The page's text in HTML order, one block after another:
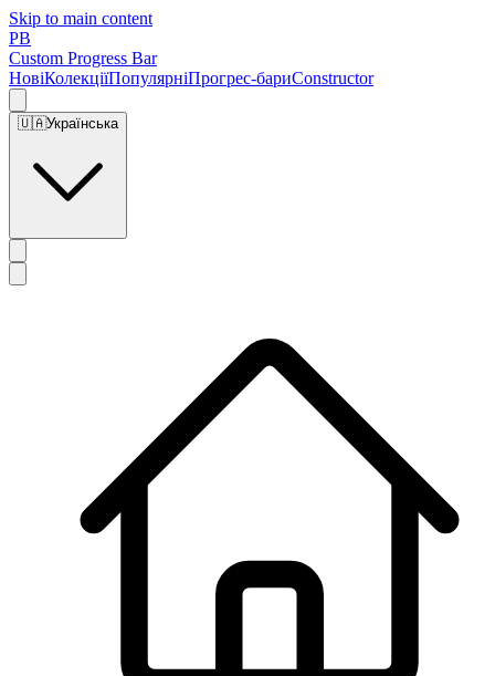
Skip to main content
PB
Custom Progress Bar
НовіКолекціїПопулярніПрогрес-бариConstructor
🇺🇦Українська